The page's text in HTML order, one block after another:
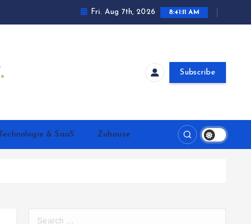
Fri. Aug 7th, 2026 8:41:13 AM
Subscribe
Technologie & SaaS Zuhause